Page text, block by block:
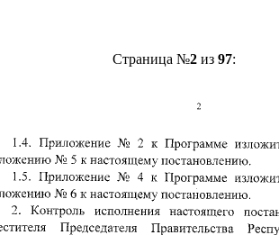
Страница №2из 97: